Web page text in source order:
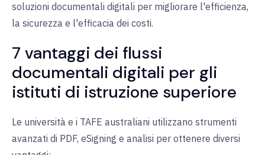
soluzioni documentali digitali per migliorare l'efficienza,
la sicurezza e l'efficacia dei costi.
7 vantaggi dei flussi
documentali digitali per gli
istituti di istruzione superiore
Le università e i TAFE australiani utilizzano strumenti
avanzati di PDF, eSigning e analisi per ottenere diversi